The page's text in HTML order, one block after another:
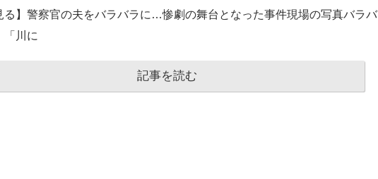
る】警察官の夫をバラバラに…惨劇の舞台となった事件現場の写真バラバ
「川に
記事を読む